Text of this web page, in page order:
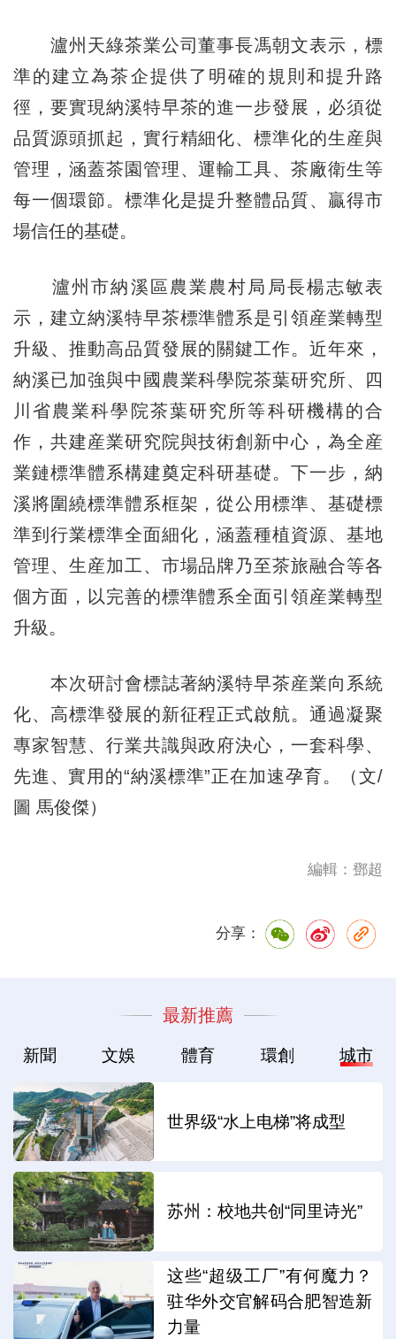
瀘州天綠茶業公司董事長馮朝文表示，標
準的建立為茶企提供了明確的規則和提升路
徑，要實現納溪特早茶的進一步發展，必須從
品質源頭抓起，實行精細化、標準化的生産與
管理，涵蓋茶園管理、運輸工具、茶廠衛生等
每一個環節。標準化是提升整體品質、贏得市
場信任的基礎。
瀘州市納溪區農業農村局局長楊志敏表
示，建立納溪特早茶標準體系是引領産業轉型
升級、推動高品質發展的關鍵工作。近年來，
納溪已加強與中國農業科學院茶葉研究所、四
川省農業科學院茶葉研究所等科研機構的合
作，共建産業研究院與技術創新中心，為全産
業鏈標準體系構建奠定科研基礎。下一步，納
溪將圍繞標準體系框架，從公用標準、基礎標
準到行業標準全面細化，涵蓋種植資源、基地
管理、生産加工、市場品牌乃至茶旅融合等各
個方面，以完善的標準體系全面引領産業轉型
升級。
本次研討會標誌著納溪特早茶産業向系統
化、高標準發展的新征程正式啟航。通過凝聚
專家智慧、行業共識與政府決心，一套科學、
先進、實用的“納溪標準”正在加速孕育。（文/
圖 馬俊傑）
編輯：鄧超
分享：
最新推薦
新聞 文娛 體育 環創 城市
世界级“水上电梯”将成型
苏州：校地共创“同里诗光”
这些“超级工厂”有何魔力？
驻华外交官解码合肥智造新
力量